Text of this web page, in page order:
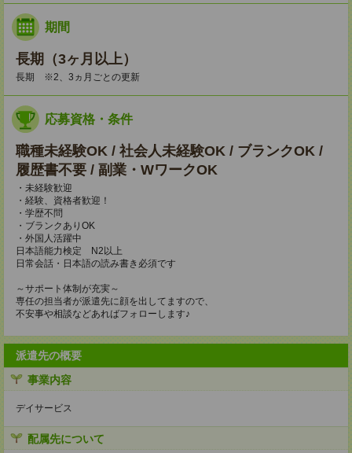
期間
長期（3ヶ月以上）
長期 ※2、3ヵ月ごとの更新
応募資格・条件
職種未経験OK / 社会人未経験OK / ブランクOK /
履歴書不要 / 副業・WワークOK
・未経験歓迎
・経験、資格者歓迎！
・学歴不問
・ブランクありOK
・外国人活躍中
日本語能力検定 N2以上
日常会話・日本語の読み書き必須です
～サポート体制が充実～
専任の担当者が派遣先に顔を出してますので、
不安事や相談などあればフォローします♪
派遣先の概要
事業内容
デイサービス
配属先について